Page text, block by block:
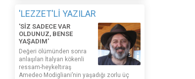
'LEZZET'Lİ YAZILAR
'SİZ SADECE VAR
OLDUNUZ, BENSE
YAŞADIM'
Değeri ölümünden sonra
anlaşılan İtalyan kökenli
ressam-heykeltıraş
Amedeo Modigliani’nin yaşadığı zorlu üç